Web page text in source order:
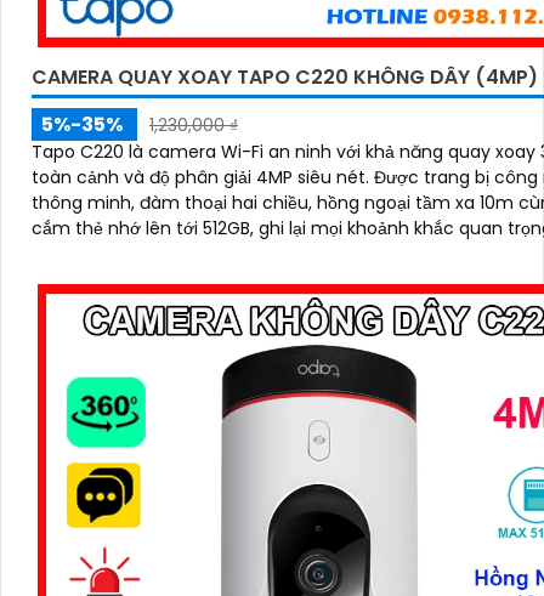
CAMERA QUAY XOAY TAPO C220 KHÔNG DÂY (4MP)
5%-35%
1,230,000 ₫
Tapo C220 là camera Wi-Fi an ninh với khả năng quay xoay
toàn cảnh và độ phân giải 4MP siêu nét. Được trang bị công nghệ AI
thông minh, đàm thoại hai chiều, hồng ngoại tầm xa 10m
cắm thẻ nhớ lên tới 512GB, ghi lại mọi khoảnh khắc quan